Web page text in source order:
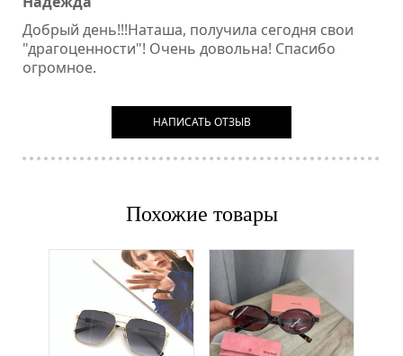
Добрый день!!!Наташа, получила сегодня свои
"драгоценности"! Очень довольна! Спасибо
огромное.
НАПИСАТЬ ОТЗЫВ
Похожие товары